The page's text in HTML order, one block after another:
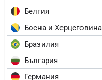
Белгия
Босна и Херцеговина
Бразилия
България
Германия